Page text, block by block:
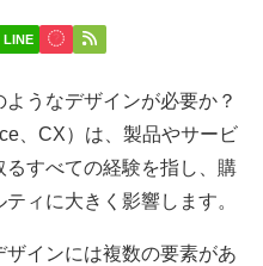
LINE
うなデザインが必要か？
、CX）は、製品やサービ
すべての経験を指し、購
ィに大きく影響します。
インには複数の要素があ